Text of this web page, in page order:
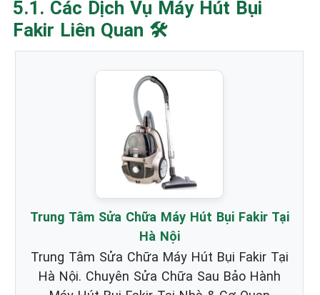
5.1. Các Dịch Vụ Máy Hút Bụi
Fakir Liên Quan 🛠️
Trung Tâm Sửa Chữa Máy Hút Bụi Fakir Tại
Hà Nội
Trung Tâm Sửa Chữa Máy Hút Bụi Fakir Tại
Hà Nội. Chuyên Sửa Chữa Sau Bảo Hành